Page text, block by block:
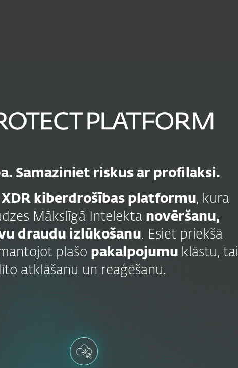
Samaziniet riskus ar profilaksi.
kiberdrošības platformu, kura
Mākslīgā Intelekta novēršanu,
draudu izlūkošanu. Esiet priekšā
plašo pakalpojumu klāstu, tai
atklāšanu un reaģēšanu.